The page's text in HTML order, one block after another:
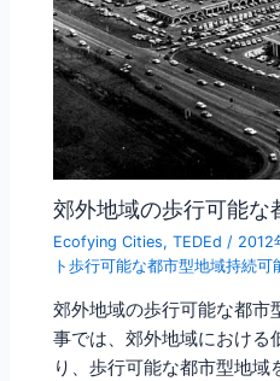
郊外地域の歩行可能な
Ecofying Cities,TEDEd / 2012
ト歩行可能な都市型地域持続可
郊外地域の歩行可能な都市
事では、郊外地域における
り、歩行可能な都市型地域